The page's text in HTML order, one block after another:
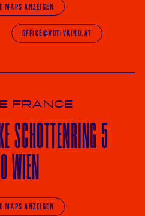
MAPS ANZEIGEN
OFFICE@VOTIVKINO.AT
FRANCE
SCHOTTENRING 5
WIEN
MAPS ANZEIGEN